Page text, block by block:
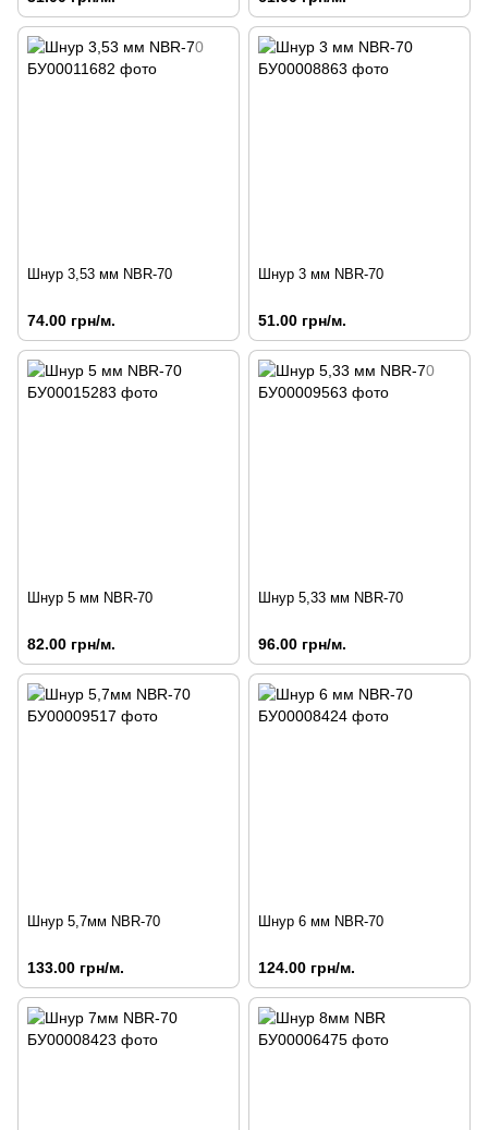
Шнур 3,53 мм NBR-70
74.00 грн/м.
Шнур 3 мм NBR-70
51.00 грн/м.
Шнур 5 мм NBR-70
82.00 грн/м.
Шнур 5,33 мм NBR-70
96.00 грн/м.
Шнур 5,7мм NBR-70
133.00 грн/м.
Шнур 6 мм NBR-70
124.00 грн/м.